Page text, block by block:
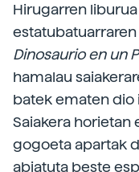
Hirugarren
estatubatuarraren
Dinosaurio en un
hamalau
batek ematen dio
Saiakera horietan
gogoeta apartak
abiatuta beste